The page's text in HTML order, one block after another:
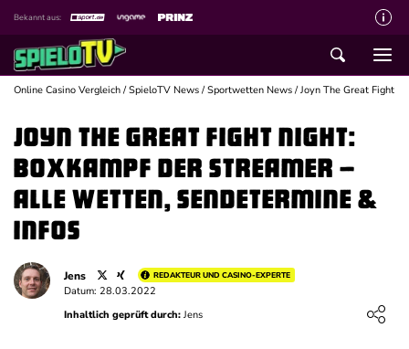
Bekannt aus:
Über spieloTV
Wie wir bewerten
Die SpieloTV Crew
Datenschutzerklärung
Haftungsausschluss für Inhalte
Affiliate Disclaimer
Kontakt mit spieloTV
Spielsucht Hilfe
Online Casino Vergleich /SpieloTV News /Sportwetten News /Joyn The Great Fight
Joyn The Great Fight Night:
Boxkampf der Streamer –
alle Wetten, Sendetermine &
Infos
Jens REDAKTEUR UND CASINO-EXPERTE
Loading ...
Datum: 28.03.2022
Inhaltlich geprüft durch: Jens